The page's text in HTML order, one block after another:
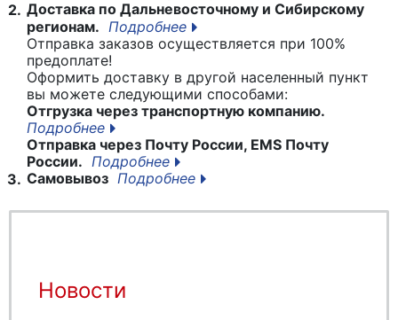
2. Доставка по Дальневосточному и Сибирскому
регионам. Подробнее
Отправка заказов осуществляется при 100%
предоплате!
Оформить доставку в другой населенный пункт
вы можете следующими способами:
Отгрузка через транспортную компанию.
Подробнее
Отправка через Почту России, EMS Почту
России. Подробнее
3. Самовывоз Подробнее
Новости